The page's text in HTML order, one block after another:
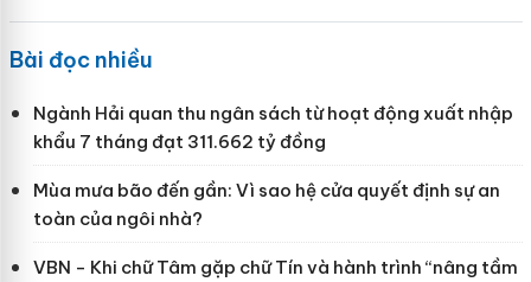
Bài đọc nhiều
Ngành Hải quan thu ngân sách từ hoạt động xuất nhập
khẩu 7 tháng đạt 311.662 tỷ đồng
Mùa mưa bão đến gần: Vì sao hệ cửa quyết định sự an
toàn của ngôi nhà?
VBN - Khi chữ Tâm gặp chữ Tín và hành trình “nâng tầm